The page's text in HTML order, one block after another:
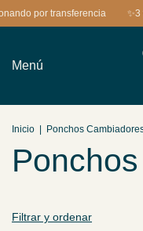
por transferencia ✨3
Menú
Inicio Ponchos
Filtrar y ordenar